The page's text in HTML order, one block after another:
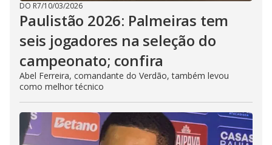
DO R7/10/03/2026
Paulistão 2026: Palmeiras tem
seis jogadores na seleção do
campeonato; confira
Abel Ferreira, comandante do Verdão, também levou
como melhor técnico